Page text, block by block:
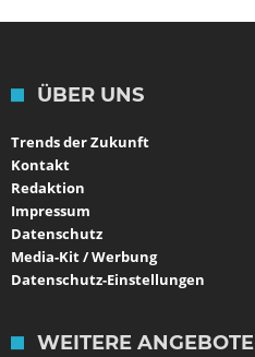
ÜBER UNS
Trends der Zukunft
Kontakt
Redaktion
Impressum
Datenschutz
Media-Kit / Werbung
Datenschutz-Einstellungen
WEITERE ANGEBOTE